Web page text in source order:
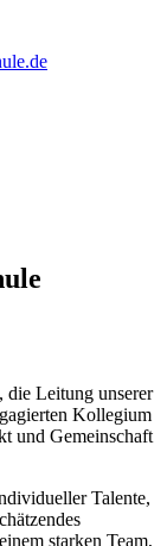
die Leitung unserer
Kollegium
und Gemeinschaft
Talente,
starken Team,